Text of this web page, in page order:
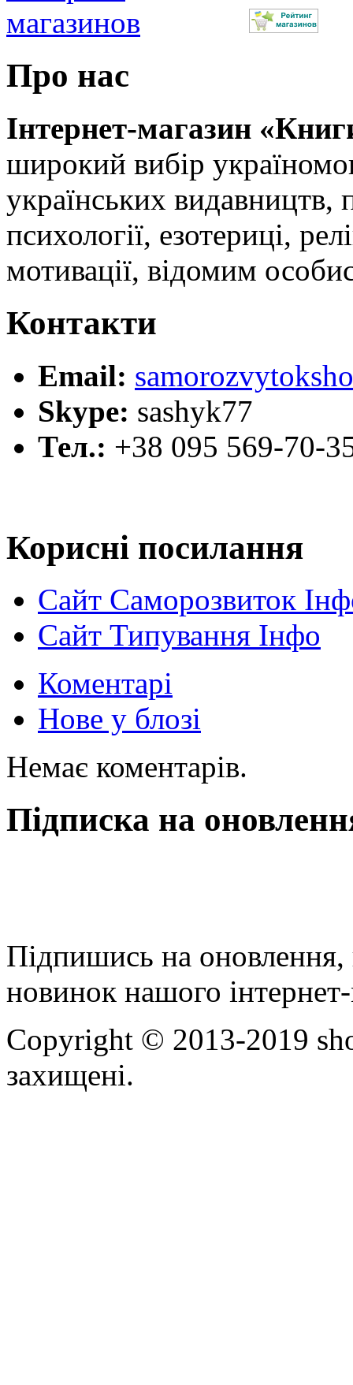
Про нас
Інтернет-магазин
широкий вибір
українських видавництв,
психології, езотериці,
мотивації, відомим
Контакти
Email:
Skype: sashyk77
Тел.: +38 095 569-70-
Корисні посилання
Сайт Саморозвиток
Сайт Типування Інфо
Коментарі
Нове у блозі
Немає коментарів.
Підписка на
Підпишись на оновлення,
новинок нашого
Copyright © 2013-2019
захищені.